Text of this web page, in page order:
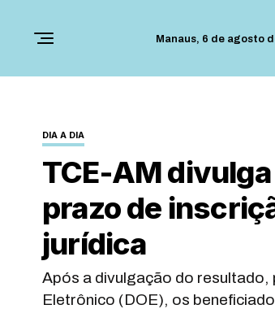
Manaus, 6 de agosto
DIA A DIA
TCE-AM
prazo de
jurídica
Após a divulgação do resultado,
Eletrônico (DOE), os